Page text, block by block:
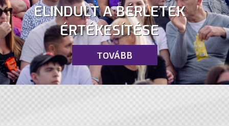
ELINDULT A BÉRLETEK
ÉRTÉKESÍTÉSE
TOVÁBB